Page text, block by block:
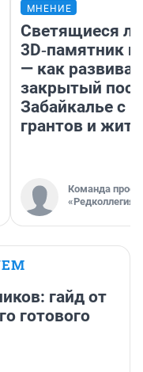
МНЕНИЕ
Светящиеся
3D‑памятник и
— как
закрытый
Забайкалье с
грантов и
Команда
«Редколлегия»
гайд от
готового